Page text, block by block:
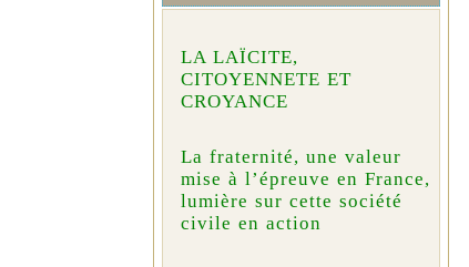
LA LAÏCITE,
CITOYENNETE ET
CROYANCE
La fraternité, une valeur
mise à l’épreuve en France,
lumière sur cette société
civile en action